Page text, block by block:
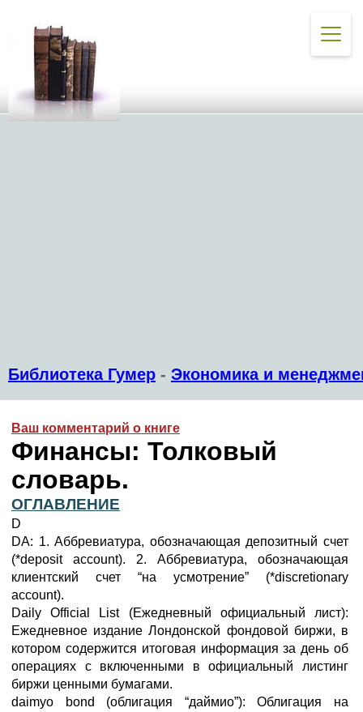
Библиотека Гумер - Экономика и
Ваш комментарий о книге
Финансы: Толковый
словарь.
ОГЛАВЛЕНИЕ
D
DA: 1. Аббревиатура, обозначающая депозитный счет
(*deposit account). 2. Аббревиатура, обозначающая
клиентский счет “на усмотрение” (*discretionary
account).
Daily Official List (Ежедневный официальный лист):
Ежедневное издание Лондонской фондовой биржи, в
котором содержится итоговая информация за день об
операциях с включенными в официальный листинг
биржи ценными бумагами.
daimyo bond (облигация “даймио”): Облигация на